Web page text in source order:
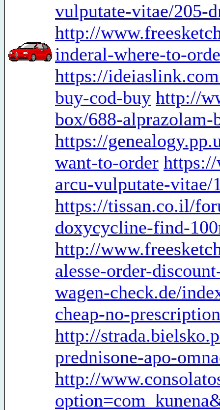
vulputate-vitae/205-
http://
inderal-where-to-
https://
buy-cod-buy http://
box/688-
https://
want-to-order
arcu-vulputate-vitae/
https://tissan.co.il/
doxycycline-find-
http://
alesse-order-
wagen-check.de/
cheap-no-
http://
prednisone-apo-
http://